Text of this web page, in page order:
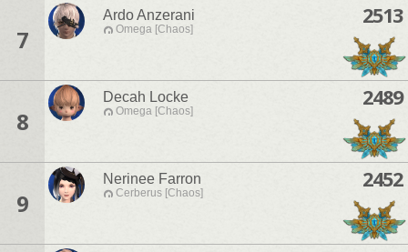
7
Ardo Anzerani
Omega [Chaos]
2513
8
Decah Locke
Omega [Chaos]
2489
9
Nerinee Farron
Cerberus [Chaos]
2452